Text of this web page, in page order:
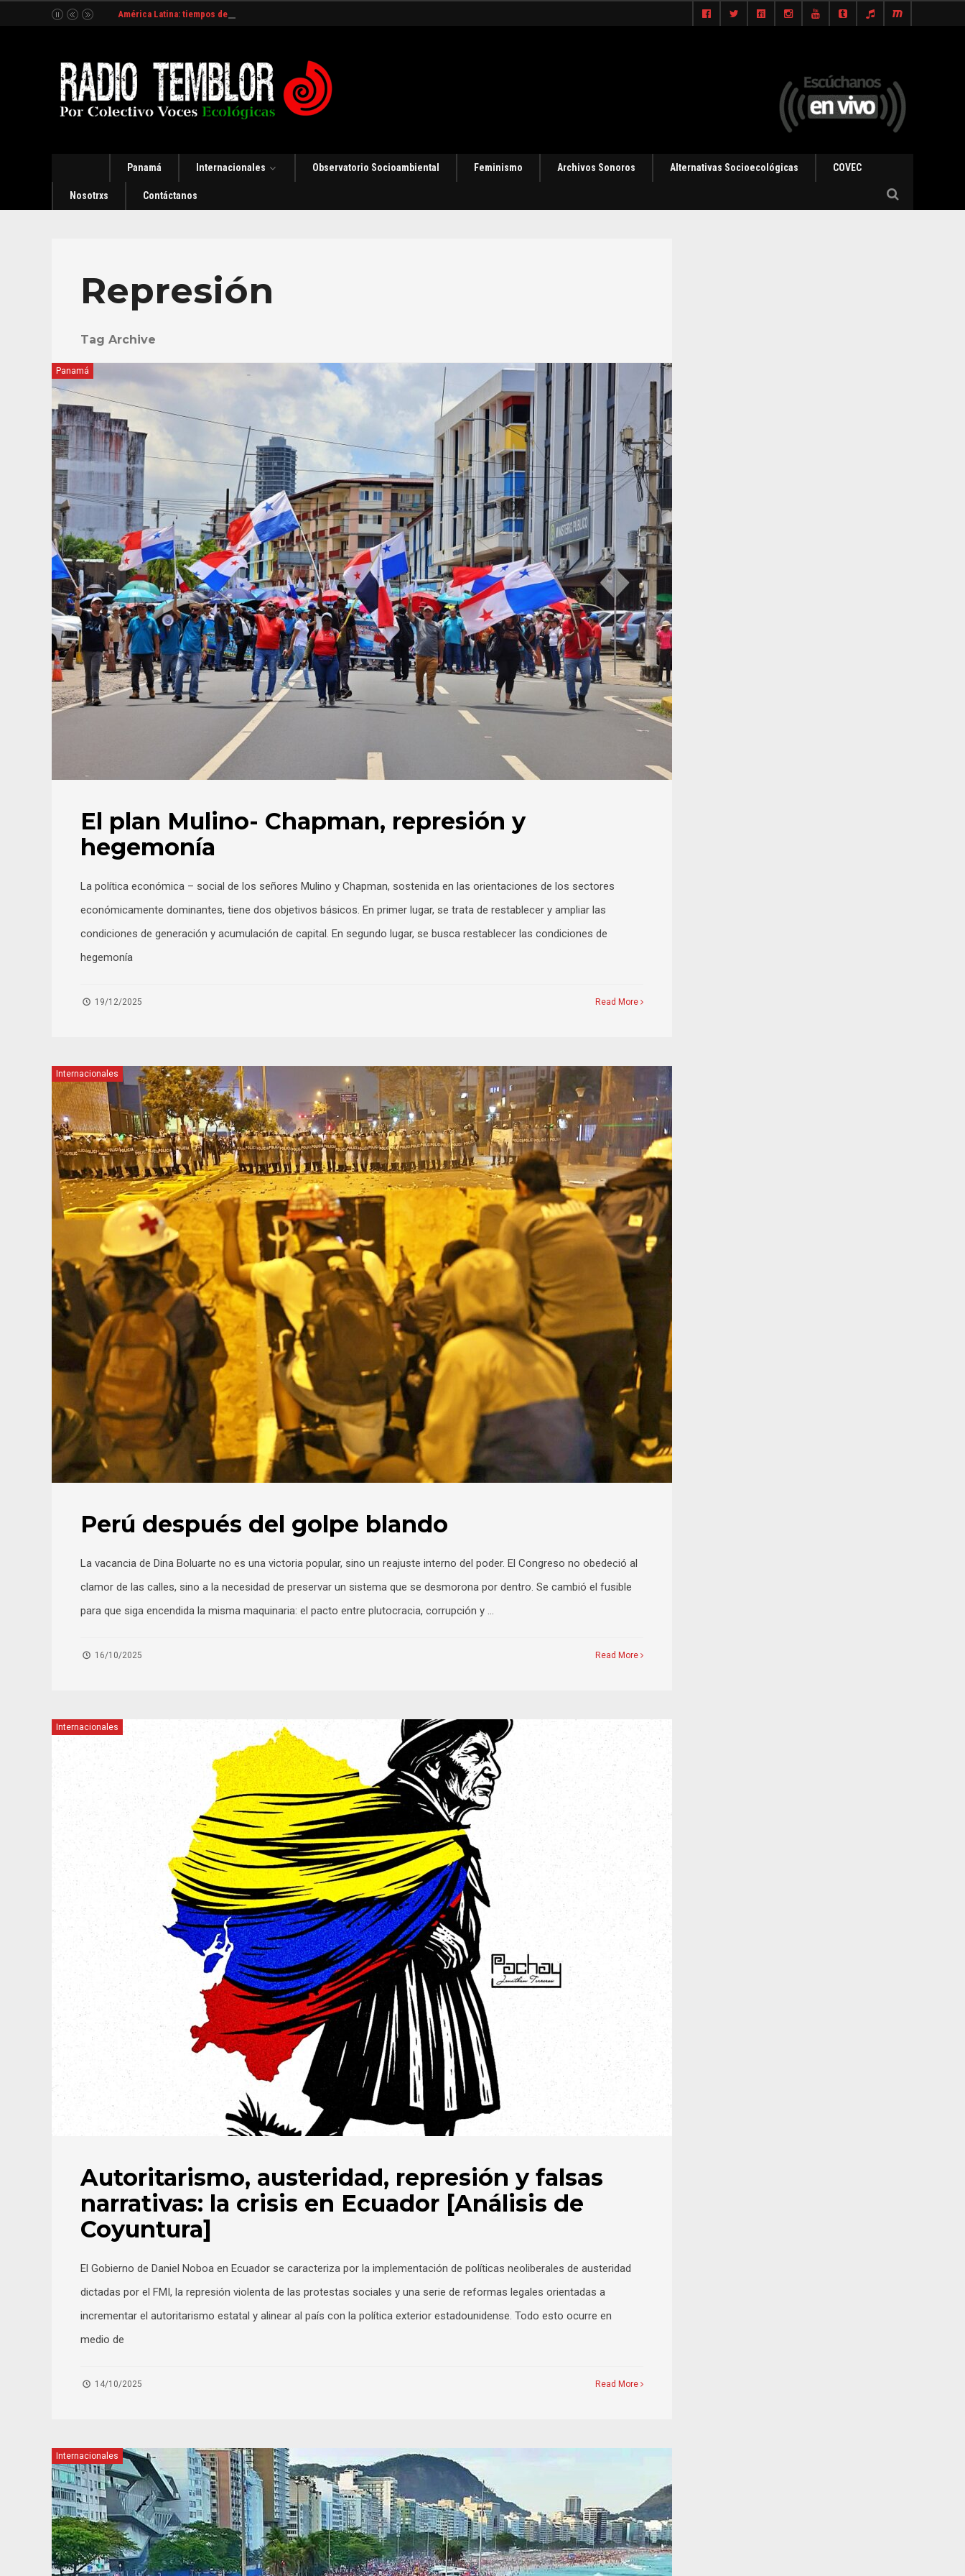
América Latina: tiempos de incertidumbre y organización
Panamá Internacionales Observatorio Socioambiental Feminismo Archivos Sonoros Alternativas Socioecológicas COVEC
Nosotrxs Contáctanos
Represión
Tag Archive
Panamá
El plan Mulino- Chapman, represión y
hegemonía
La política económica – social de los señores Mulino y Chapman, sostenida en las orientaciones de los sectores
económicamente dominantes, tiene dos objetivos básicos. En primer lugar, se trata de restablecer y ampliar las
condiciones de generación y acumulación de capital. En segundo lugar, se busca restablecer las condiciones de
hegemonía
19/12/2025 Read More
Internacionales
Perú después del golpe blando
La vacancia de Dina Boluarte no es una victoria popular, sino un reajuste interno del poder. El Congreso no obedeció al
clamor de las calles, sino a la necesidad de preservar un sistema que se desmorona por dentro. Se cambió el fusible
para que siga encendida la misma maquinaria: el pacto entre plutocracia, corrupción y …
16/10/2025 Read More
Internacionales
Autoritarismo, austeridad, represión y falsas
narrativas: la crisis en Ecuador [Análisis de
Coyuntura]
El Gobierno de Daniel Noboa en Ecuador se caracteriza por la implementación de políticas neoliberales de austeridad
dictadas por el FMI, la represión violenta de las protestas sociales y una serie de reformas legales orientadas a
incrementar el autoritarismo estatal y alinear al país con la política exterior estadounidense. Todo esto ocurre en
medio de
14/10/2025 Read More
Internacionales